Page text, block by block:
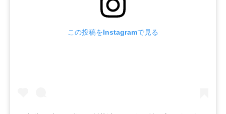
この投稿をInstagramで見る